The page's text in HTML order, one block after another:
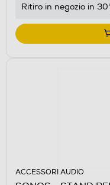
Ritiro in negozio in
ACCESSORI AUDIO